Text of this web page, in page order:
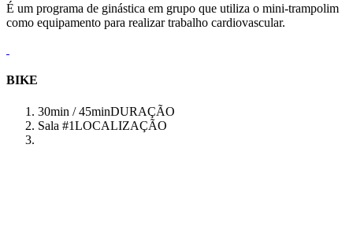
É um programa de ginástica em grupo que utiliza o mini-trampolim
como equipamento para realizar trabalho cardiovascular.
BIKE
30min / 45minDURAÇÃO
Sala #1LOCALIZAÇÃO